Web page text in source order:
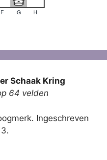
Schaak Kring
64 velden
Ingeschreven